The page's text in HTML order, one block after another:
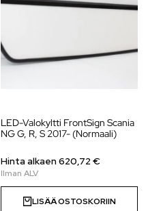
LED-Valokyltti FrontSign Scania
NG G, R, S 2017- (Normaali)
Hinta alkaen620,72€
LISÄÄ OSTOSKORIIN